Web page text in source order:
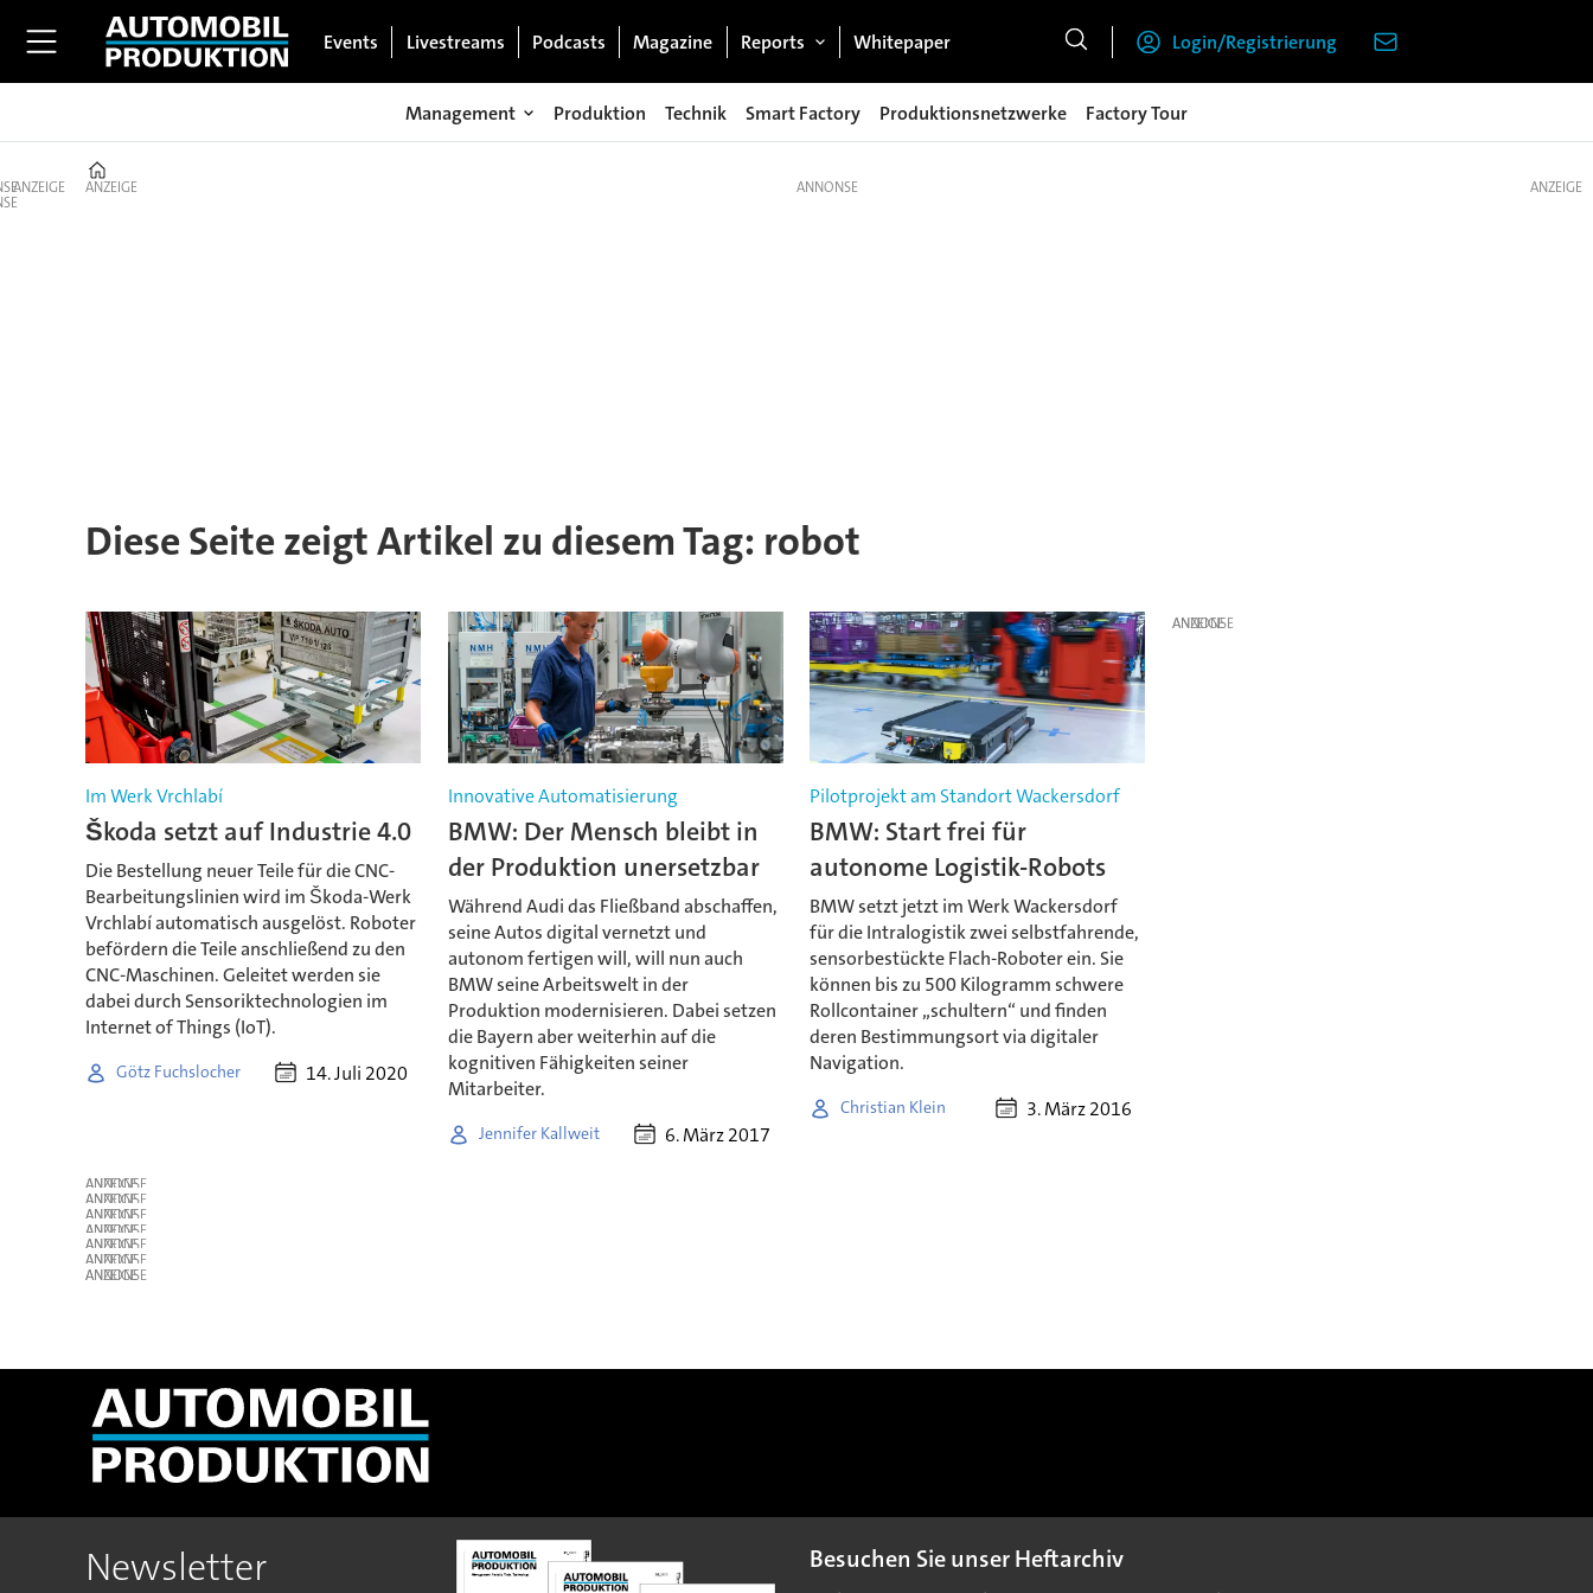
Events Livestreams Podcasts Magazine Reports Whitepaper Login/Registrierung
Management Produktion Technik Smart Factory Produktionsnetzwerke Factory Tour
ANZEIGE ANZEIGE
Diese Seite zeigt Artikel zu diesem Tag: robot
Im Werk Vrchlabí
Škoda setzt auf Industrie 4.0
Die Bestellung neuer Teile für die CNC-
Bearbeitungslinien wird im Škoda-Werk
Vrchlabí automatisch ausgelöst. Roboter
befördern die Teile anschließend zu den
CNC-Maschinen. Geleitet werden sie
dabei durch Sensoriktechnologien im
Internet of Things (IoT).
Götz Fuchslocher 14. Juli 2020
Innovative Automatisierung
BMW: Der Mensch bleibt in
der Produktion unersetzbar
Während Audi das Fließband abschaffen,
seine Autos digital vernetzt und
autonom fertigen will, will nun auch
BMW seine Arbeitswelt in der
Produktion modernisieren. Dabei setzen
die Bayern aber weiterhin auf die
kognitiven Fähigkeiten seiner
Mitarbeiter.
Jennifer Kallweit 6. März 2017
Pilotprojekt am Standort Wackersdorf
BMW: Start frei für
autonome Logistik-Robots
BMW setzt jetzt im Werk Wackersdorf
für die Intralogistik zwei selbstfahrende,
sensorbestückte Flach-Roboter ein. Sie
können bis zu 500 Kilogramm schwere
Rollcontainer „schultern“ und finden
deren Bestimmungsort via digitaler
Navigation.
Christian Klein 3. März 2016
ANZEIGE
ANZEIGE
ANZEIGE
ANZEIGE
ANZEIGE
ANZEIGE
ANZEIGE
ANZEIGE
ANZEIGE
Newsletter Besuchen Sie unser Heftarchiv